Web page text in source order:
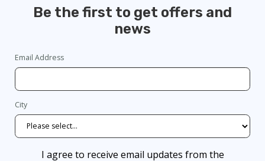
Be the first to get offers and
news
Email Address
City
I agree to receive email updates from the